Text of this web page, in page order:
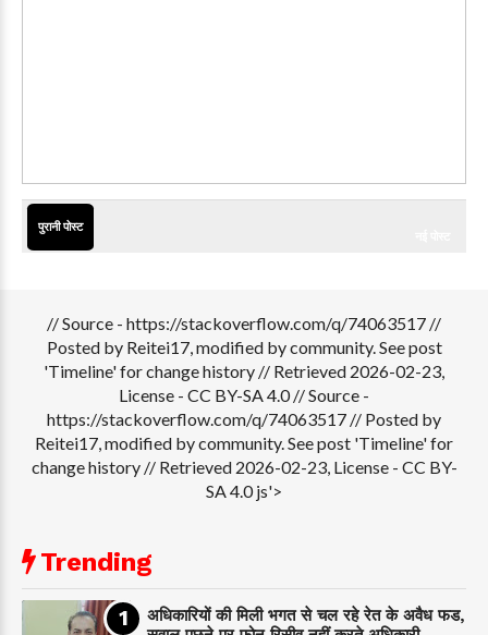
पुरानी पोस्ट
// Source - https://stackoverflow.com/q/74063517 //
Posted by Reitei17, modified by community. See post
'Timeline' for change history // Retrieved 2026-02-23,
License - CC BY-SA 4.0// Source -
https://stackoverflow.com/q/74063517 // Posted by
Reitei17, modified by community. See post 'Timeline' for
change history // Retrieved 2026-02-23, License - CC BY-
SA 4.0 js'>
Trending
अधिकारियों की मिली भगत से चल रहे रेत के अवैध फड,